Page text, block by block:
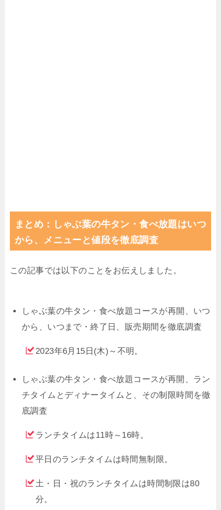
まとめ：しゃぶ葉の牛タン・食べ放題はいつ
から、メニューと値段を徹底調査
この記事では以下のことをお伝えしました。
しゃぶ葉の牛タン・食べ放題コースが再開、いつ
から、いつまで・終了日、販売期間を徹底調査
2023年6月15日(木)～不明。
しゃぶ葉の牛タン・食べ放題コースが再開、ラン
チタイムとディナータイムと、その制限時間を徹
底調査
ランチタイムは11時～16時。
平日のランチタイムは時間無制限。
土・日・祝のランチタイムは時間制限は80
分。